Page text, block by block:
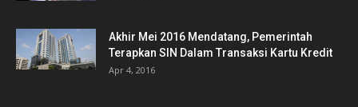
Akhir Mei 2016 Mendatang, Pemerintah
Terapkan SIN Dalam Transaksi Kartu Kredit
Apr 4, 2016